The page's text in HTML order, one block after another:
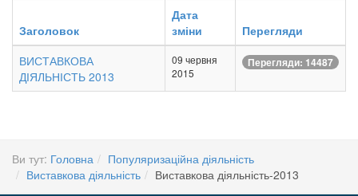
Заголовок
Дата
зміни
Перегляди
ВИСТАВКОВА
ДІЯЛЬНІСТЬ 2013
09 червня
2015
Перегляди: 14487
Ви тут: Головна
Популяризаційна діяльність
Виставкова діяльність
Виставкова діяльність-2013